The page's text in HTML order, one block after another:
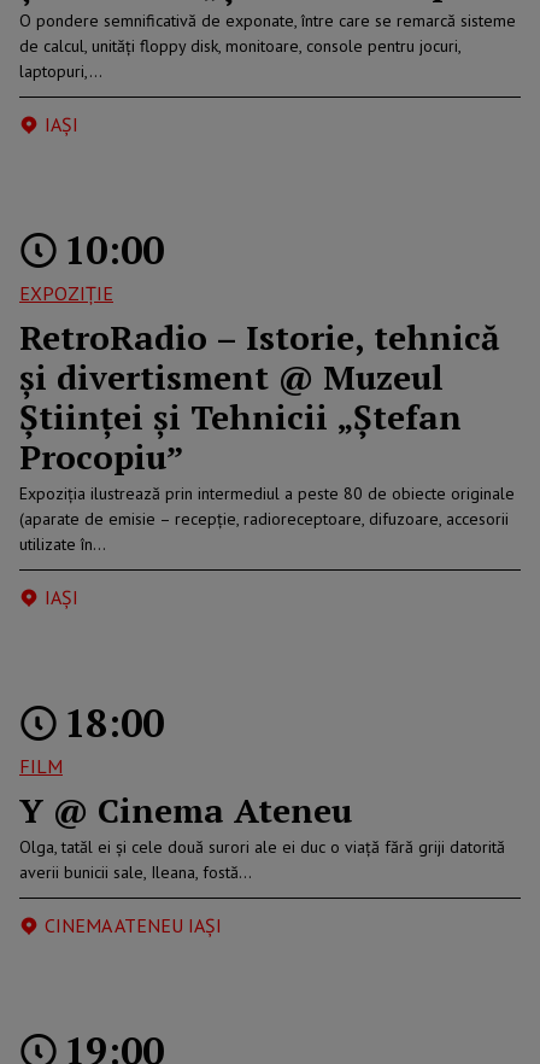
O pondere semnificativă de exponate, între care se remarcă sisteme
de calcul, unități floppy disk, monitoare, console pentru jocuri,
laptopuri,…
IAŞI
10:00
EXPOZIȚIE
RetroRadio – Istorie, tehnică
și divertisment @ Muzeul
Științei și Tehnicii „Ștefan
Procopiuˮ
Expoziția ilustrează prin intermediul a peste 80 de obiecte originale
(aparate de emisie – recepție, radioreceptoare, difuzoare, accesorii
utilizate în…
IAŞI
18:00
FILM
Y @ Cinema Ateneu
Olga, tatăl ei și cele două surori ale ei duc o viață fără griji datorită
averii bunicii sale, Ileana, fostă…
CINEMA ATENEU IAȘI
19:00